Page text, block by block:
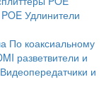
Удлинители
По коаксиальному
разветвители и
Видеопередатчики и